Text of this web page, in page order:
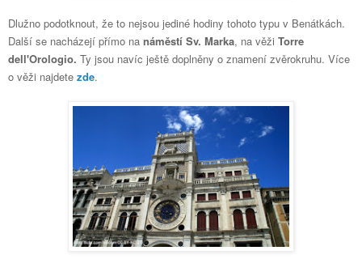
Dlužno podotknout, že to nejsou jediné hodiny tohoto typu v Benátkách.
Další se nacházejí přímo na náměstí Sv. Marka, na věži Torre
dell'Orologio. Ty jsou navíc ještě doplněny o znamení zvěrokruhu. Více
o věži najdete zde.